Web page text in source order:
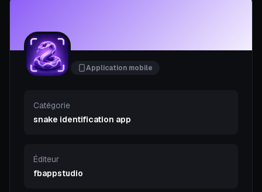
Application mobile
Catégorie
snake identification app
Éditeur
fbappstudio